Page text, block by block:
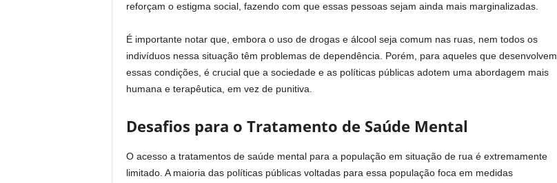
reforçam o estigma social, fazendo com que essas pessoas sejam ainda mais marginalizadas.
É importante notar que, embora o uso de drogas e álcool seja comum nas ruas, nem todos os
indivíduos nessa situação têm problemas de dependência. Porém, para aqueles que desenvolvem
essas condições, é crucial que a sociedade e as políticas públicas adotem uma abordagem mais
humana e terapêutica, em vez de punitiva.
Desafios para o Tratamento de Saúde Mental
O acesso a tratamentos de saúde mental para a população em situação de rua é extremamente
limitado. A maioria das políticas públicas voltadas para essa população foca em medidas